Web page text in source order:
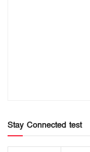
Stay Connected test